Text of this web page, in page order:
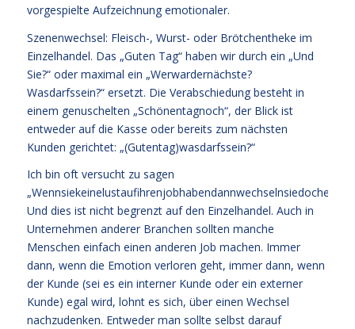
vorgespielte Aufzeichnung emotionaler.
Szenenwechsel: Fleisch-, Wurst- oder Brötchentheke im
Einzelhandel. Das „Guten Tag“ haben wir durch ein „Und
Sie?“ oder maximal ein „Werwardernächste?
Wasdarfssein?“ ersetzt. Die Verabschiedung besteht in
einem genuschelten „Schönentagnoch“, der Blick ist
entweder auf die Kasse oder bereits zum nächsten
Kunden gerichtet: „(Gutentag)wasdarfssein?“
Ich bin oft versucht zu sagen
Und dies ist nicht begrenzt auf den Einzelhandel. Auch in
Unternehmen anderer Branchen sollten manche
Menschen einfach einen anderen Job machen. Immer
dann, wenn die Emotion verloren geht, immer dann, wenn
der Kunde (sei es ein interner Kunde oder ein externer
Kunde) egal wird, lohnt es sich, über einen Wechsel
nachzudenken. Entweder man sollte selbst darauf